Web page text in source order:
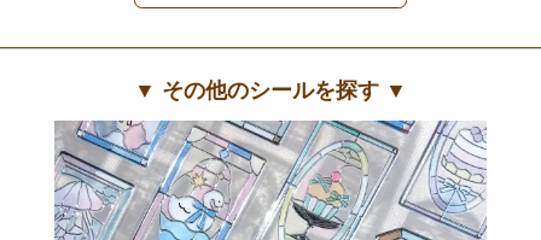
▼ その他のシールを探す ▼